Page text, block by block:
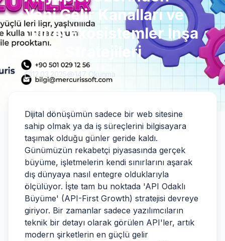
Yeni Gelir Kanalları ve
Dijital Ekosistemler İnşa
Etme Stratejileri
12.03.2025 147 Okunma
Dijital dönüşümün sadece bir web sitesine
sahip olmak ya da iş süreçlerini bilgisayara
taşımak olduğu günler geride kaldı.
Günümüzün rekabetçi piyasasında gerçek
büyüme, işletmelerin kendi sınırlarını aşarak
dış dünyaya nasıl entegre olduklarıyla
ölçülüyor. İşte tam bu noktada 'API Odaklı
Büyüme' (API-First Growth) stratejisi devreye
giriyor. Bir zamanlar sadece yazılımcıların
teknik bir detayı olarak görülen API'ler, artık
modern şirketlerin en güçlü gelir